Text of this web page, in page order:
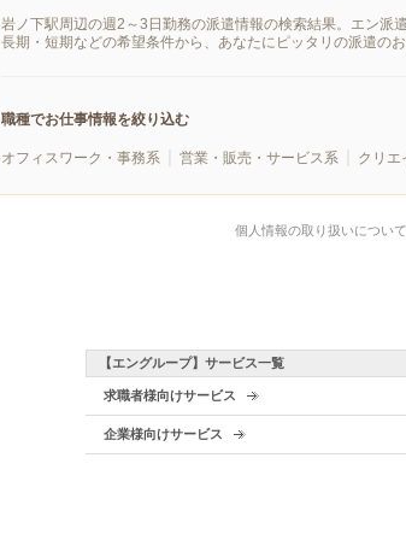
岩ノ下駅周辺の週2～3日勤務の派遣情報の検索結果。エン派
長期・短期などの希望条件から、あなたにピッタリの派遣のお
職種でお仕事情報を絞り込む
オフィスワーク・事務系 営業・販売・サービス系 クリエ
個人情報の取り扱いについて
【エングループ】サービス一覧
求職者様向けサービス
企業様向けサービス